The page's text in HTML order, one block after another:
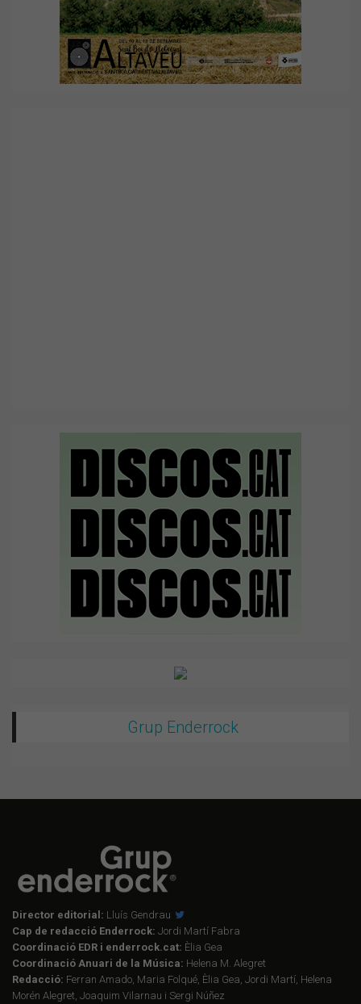
Grup Enderrock
Director editorial: Lluís Gendrau
Cap de redacció Enderrock: Jordi Martí Fabra
Coordinació EDR i enderrock.cat: Èlia Gea
Coordinació Anuari de la Música: Helena M. Alegret
Redacció: Ferran Amado, Maria Folqué, Èlia Gea, Jordi Martí, Helena
Morén Alegret, Joaquim Vilarnau i Sergi Núñez